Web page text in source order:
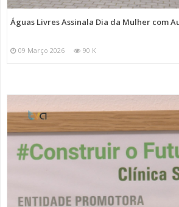
Águas Livres Assinala Dia da Mulher com
09 Março 2026 90 K